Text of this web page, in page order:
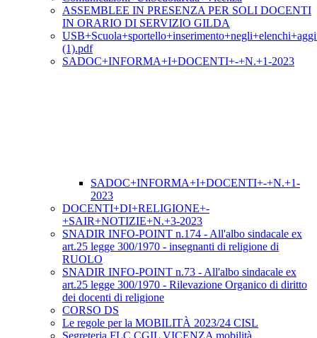
ASSEMBLEE IN PRESENZA PER SOLI DOCENTI
IN ORARIO DI SERVIZIO GILDA
(1).pdf
SADOC+INFORMA+I+DOCENTI+-+N.+1-2023
SADOC+INFORMA+I+DOCENTI+-+N.+1-
2023
DOCENTI+DI+RELIGIONE+-
+SAIR+NOTIZIE+N.+3-2023
SNADIR INFO-POINT n.174 - All'albo sindacale ex
art.25 legge 300/1970 - insegnanti di religione di
RUOLO
SNADIR INFO-POINT n.73 - All'albo sindacale ex
art.25 legge 300/1970 - Rilevazione Organico di diritto
dei docenti di religione
CORSO DS
Le regole per la MOBILITÀ 2023/24 CISL